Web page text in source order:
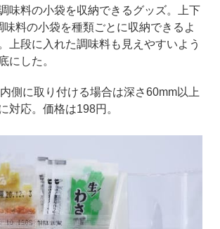
味料の小袋を収納できるグッズ。上下
味料の小袋を種類ごとに収納できるよ
上段に入れた調味料も見えやすいよう
にした。
側に取り付ける場合は深さ60mm以上
対応。価格は198円。